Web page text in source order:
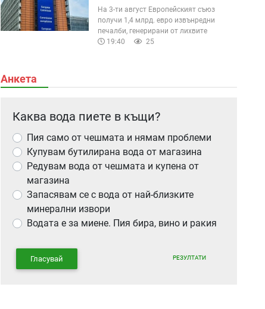
На 3-ти август Европейският съюз
получи 1,4 млрд. евро извънредни
печалби, генерирани от лихвите
19:40
25
Анкета
Каква вода пиете в къщи?
Пия само от чешмата и нямам проблеми
Купувам бутилирана вода от магазина
Редувам вода от чешмата и купена от
магазина
Запасявам се с вода от най-близките
минерални извори
Водата е за миене. Пия бира, вино и ракия
Гласувай РЕЗУЛТАТИ